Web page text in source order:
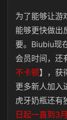
为了能够让游
能够更快做出
要。 Biubiu现
会员时间，还
不卡顿】，获
更多新人加入
虎牙奶瓶还有
日起一直到3